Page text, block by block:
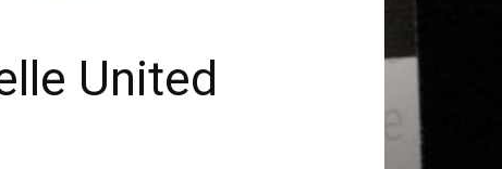
United